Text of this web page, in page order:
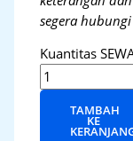
segera
Kuantitas
TAMBAH
KE